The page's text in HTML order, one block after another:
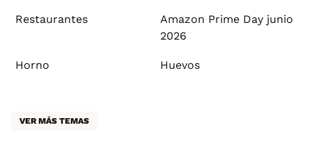
Restaurantes
Amazon Prime Day junio
2026
Horno Huevos
VER MÁS TEMAS